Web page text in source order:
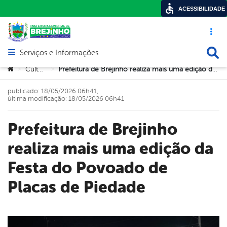
Acesso
Abrir menu principal de navegação
Serviços e Informações
Você está aqui:
> Cultura > Prefeitura de Brejinho realiza mais uma edição da Festa do Povoado de Placas de Piedade
Prefeitura de Brejinho
realiza mais uma edição da
Festa do Povoado de
Placas de Piedade
publicado: 18/05/2026 06h41,
última modificação: 18/05/2026 06h41
ACESSIBILIDADE